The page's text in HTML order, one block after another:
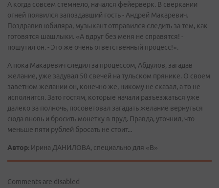
А когда совсем стемнело, начался фейерверк. В сверкании
огней появился запоздавший гость - Андрей Макаревич.
Поздравив юбиляра, музыкант отправился следить за тем, как
готовятся шашлыки. «А вдруг без меня не справятся! -
пошутил он. - Это же очень ответственный процесс!».
А пока Макаревич следил за процессом, Абдулов, загадав
желание, уже задувал 50 свечей на тульском прянике. О своем
заветном желании он, конечно же, никому не сказал, а то не
исполнится. Зато гостям, которые начали разъезжаться уже
далеко за полночь, посоветовал загадать желание вернуться
сюда вновь и бросить монетку в пруд. Правда, уточнил, что
меньше пяти рублей бросать не стоит...
Автор: Ирина ДАНИЛОВА, специально для «В»
Comments are disabled